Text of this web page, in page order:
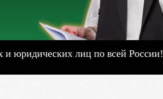
и юридических лиц по всей России!